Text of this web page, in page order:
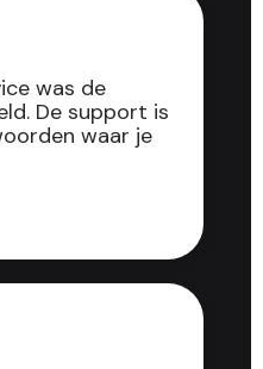
was de
De support is
waar je